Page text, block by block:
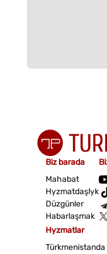
Biz barada
Mahabat
Hyzmatdaşlyk
Düzgünler
Habarlaşmak
Hyzmatlar